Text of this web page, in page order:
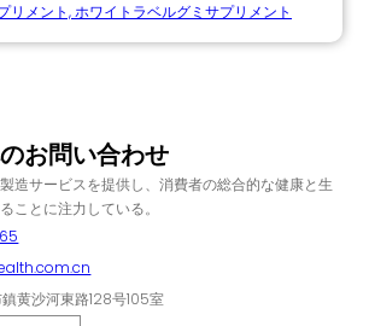
リメント, ホワイトラベルグミサプリメント
お問い合わせ
造サービスを提供し、消費者の総合的な健康と生
ことに注力している。
黄沙河東路128号105室